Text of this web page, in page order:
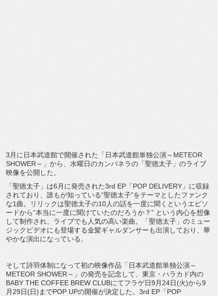
3月に日本武道館で開催された「日本武道館単独公演～METEOR
SHOWER～」から、水曜日のカンパネラの「聖徳太子」のライブ
映像を公開した。
「聖徳太子」は6月に発売された3rd EP「POP DELIVERY」に収録
されており、誰もが知っている“聖徳太子”をテーマとしたファンク
な1曲。リリックは聖徳太子の10人の話を一度に聞くというエピソ
ードから“本当に一度に聞けていたのだろうか？” という内心を想像
して制作され、ライブでも人気の高い楽曲。「聖徳太子」のミュー
ジックビデオにも登場する金髪ギャルダンサーも出演しており、華
やかな演出になっている。
そして詩羽体制になって初の映像作品「日本武道館単独公演～
METEOR SHOWER～」の発売を記念して、東京・ハラカド内の
BABY THE COFFEE BREW CLUBにてフラゲ日9月24日(火)から9
月29日(日)までPOP UPの開催が決定した。3rd EP「POP